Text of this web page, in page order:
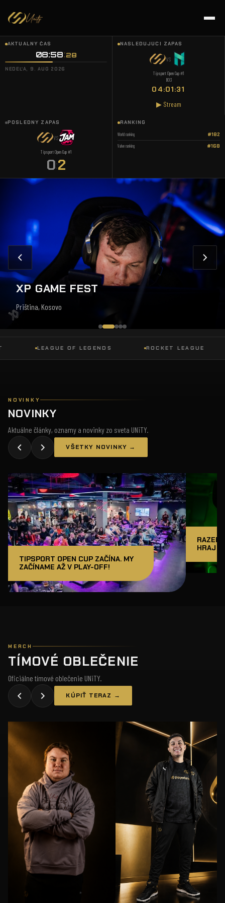
AKTUÁLNY ČAS
08:58 29
NEDEĽA, 9. AUG 2026
NASLEDUJÚCI ZÁPAS
VS
Tipsport Open Cup #1
BO3
04:01:30
▶ Stream
POSLEDNÝ ZÁPAS
VS
Tipsport Open Cup #1
0:2
RANKING
World ranking #182
Valve ranking #168
XP GAME FEST
Priština, Kosovo
LEAGUE OF LEGENDS ROCKET LEAGUE
NOVINKY
NOVINKY
Aktuálne články, oznamy a novinky zo sveta UNiTY.
VŠETKY NOVINKY →
TIPSPORT OPEN CUP ZAČÍNA. MY
ZAČÍNAME AŽ V PLAY-OFF!
RAZER
HRAJ
MERCH
TÍMOVÉ OBLEČENIE
Oficiálne tímové oblečenie UNiTY.
KÚPIŤ TERAZ →